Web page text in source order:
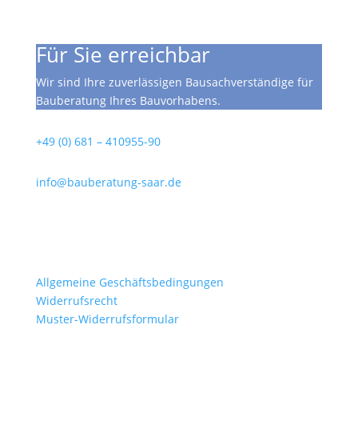
Für Sie erreichbar
Wir sind Ihre zuverlässigen Bausachverständige für
Bauberatung Ihres Bauvorhabens.
+49 (0) 681 – 410955-90
info@bauberatung-saar.de
Allgemeine Geschäftsbedingungen
Widerrufsrecht
Muster-Widerrufsformular